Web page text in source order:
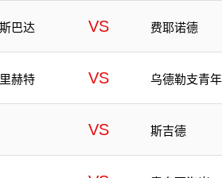
巴达 VS 费耶诺德
赫特 VS 乌德勒支青
VS 斯吉德